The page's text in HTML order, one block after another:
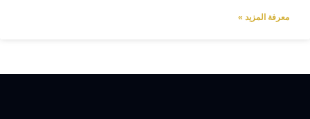
معرفة المزيد »